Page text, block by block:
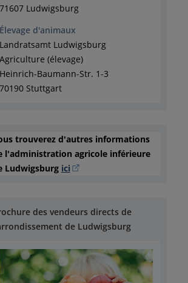
71607 Ludwigsburg
Élevage d'animaux
Landratsamt Ludwigsburg
Agriculture (élevage)
Heinrich-Baumann-Str. 1-3
70190 Stuttgart
trouverez d'autres informations
l'administration agricole inférieure
Ludwigsburg ici
des vendeurs directs de
de Ludwigsburg